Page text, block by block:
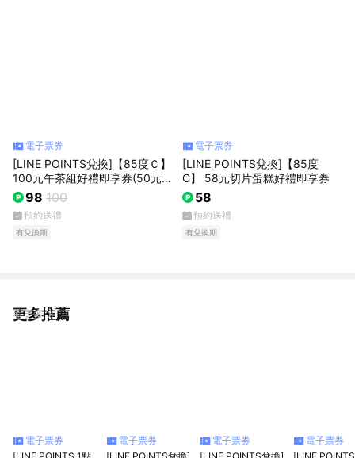
電子票券
[LINE POINTS兌換]【85度Ｃ】
100元午茶組好禮即享券(50元飲
品+50元蛋糕)
98 100
預約送禮
有兌換期
電子票券
[LINE POINTS兌換]【85度
C】 58元切片蛋糕好禮即享券
58
預約送禮
有兌換期
更多推薦
看更多
電子票券
電子票券
電子票券
電子票券